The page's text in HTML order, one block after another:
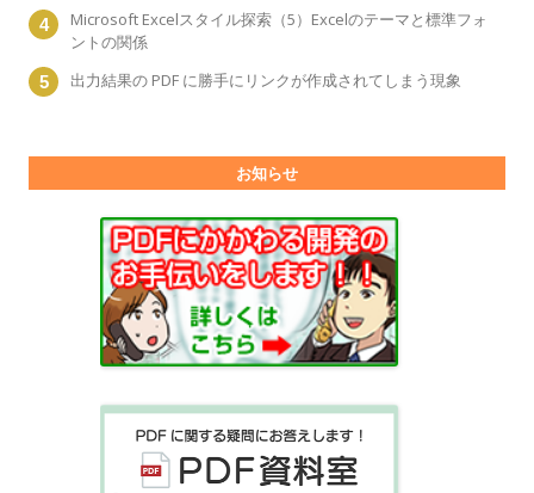
Microsoft Excelスタイル探索（5）Excelのテーマと標準フォ
ントの関係
出力結果の PDF に勝手にリンクが作成されてしまう現象
お知らせ